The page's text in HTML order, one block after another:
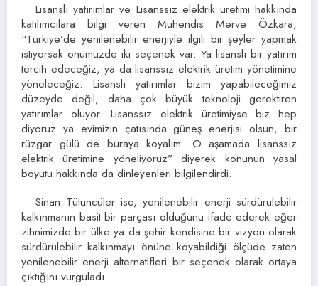
Lisanslı yatırımlar ve Lisanssız elektrik üretimi hakkında
katılımcılara bilgi veren Mühendis Merve Özkara,
“Türkiye’de yenilenebilir enerjiyle ilgili bir şeyler yapmak
istiyorsak önümüzde iki seçenek var. Ya lisanslı bir yatırım
tercih edeceğiz, ya da lisanssız elektrik üretim yönetimine
yöneleceğiz. Lisanslı yatırımlar bizim yapabileceğimiz
düzeyde değil, daha çok büyük teknoloji gerektiren
yatırımlar oluyor. Lisanssız elektrik üretimiyse biz hep
diyoruz ya evimizin çatısında güneş enerjisi olsun, bir
rüzgar gülü de buraya koyalım. O aşamada lisanssız
elektrik üretimine yöneliyoruz” diyerek konunun yasal
boyutu hakkında da dinleyenleri bilgilendirdi.
Sinan Tütüncüler ise, yenilenebilir enerji sürdürülebilir
kalkınmanın basit bir parçası olduğunu ifade ederek eğer
zihnimizde bir ülke ya da şehir kendisine bir vizyon olarak
sürdürülebilir kalkınmayı önüne koyabildiği ölçüde zaten
yenilenebilir enerji alternatifleri bir seçenek olarak ortaya
çıktığını vurguladı.